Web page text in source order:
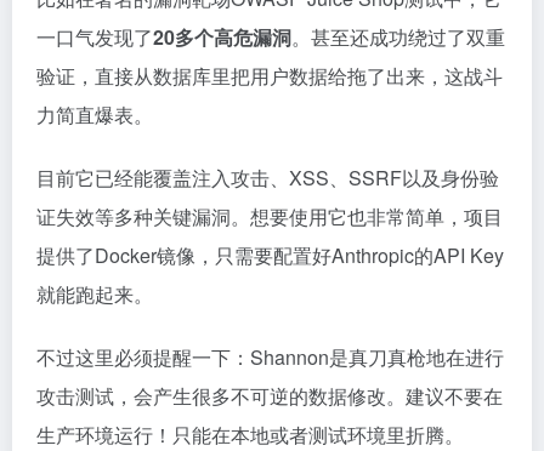
一口气发现了20多个高危漏洞。甚至还成功绕过了双重
验证，直接从数据库里把用户数据给拖了出来，这战斗
力简直爆表。
目前它已经能覆盖注入攻击、XSS、SSRF以及身份验
证失效等多种关键漏洞。想要使用它也非常简单，项目
提供了Docker镜像，只需要配置好Anthropic的API Key
就能跑起来。
不过这里必须提醒一下：Shannon是真刀真枪地在进行
攻击测试，会产生很多不可逆的数据修改。建议不要在
生产环境运行！只能在本地或者测试环境里折腾。